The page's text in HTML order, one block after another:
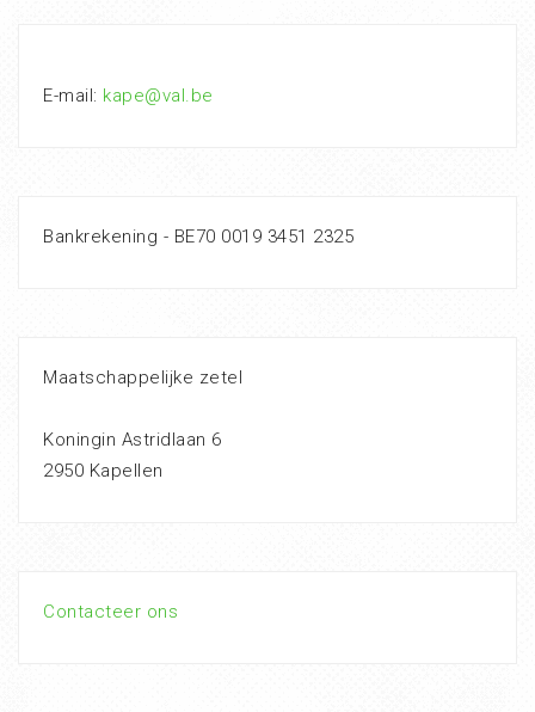
E-mail: kape@val.be
Bankrekening - BE70 0019 3451 2325
Maatschappelijke zetel
Koningin Astridlaan 6
2950 Kapellen
Contacteer ons